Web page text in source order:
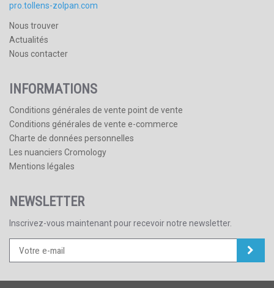
pro.tollens-zolpan.com
Nous trouver
Actualités
Nous contacter
INFORMATIONS
Conditions générales de vente point de vente
Conditions générales de vente e-commerce
Charte de données personnelles
Les nuanciers Cromology
Mentions légales
NEWSLETTER
Inscrivez-vous maintenant pour recevoir notre newsletter.